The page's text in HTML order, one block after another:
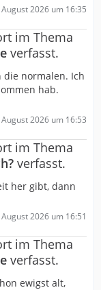
2026 um 16:35
im Thema
verfasst.
die normalen. Ich
hab.
2026 um 16:53
im Thema
verfasst.
her gibt, dann
2026 um 16:51
im Thema
verfasst.
ewigst alt,